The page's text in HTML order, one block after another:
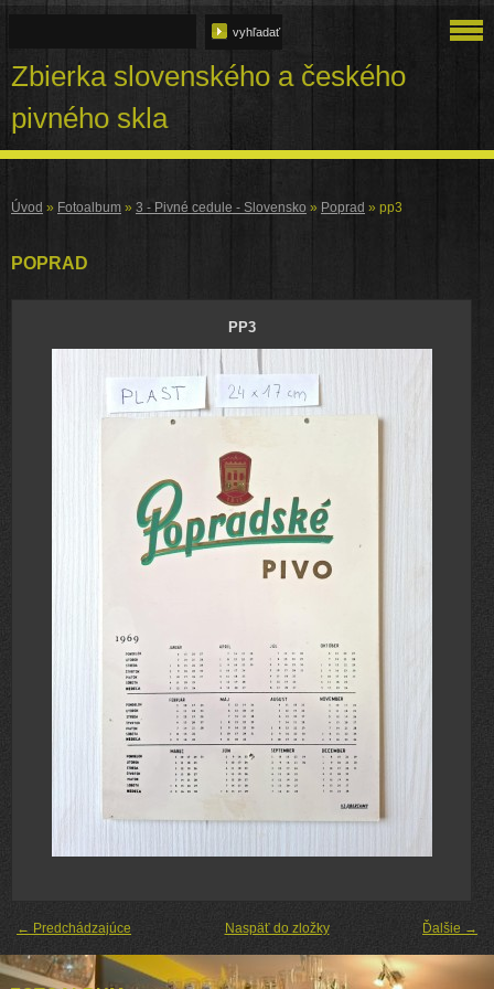
Zbierka slovenského a českého
pivného skla
Úvod » Fotoalbum » 3 - Pivné cedule - Slovensko » Poprad » pp3
POPRAD
PP3
← Predchádzajúce Ďalšie →
Naspäť do zložky